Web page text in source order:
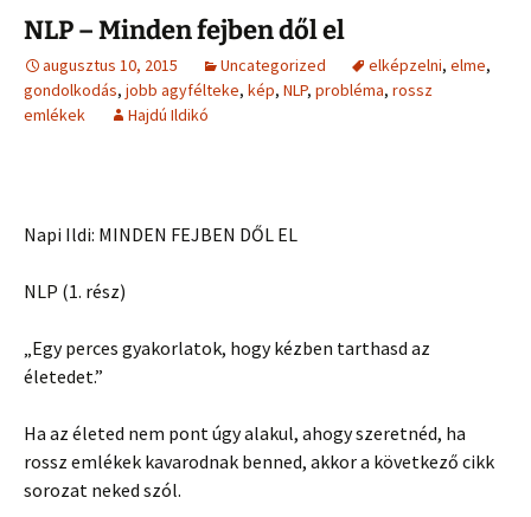
NLP – Minden fejben dől el
augusztus 10, 2015 Uncategorized elképzelni, elme,
gondolkodás, jobb agyfélteke, kép, NLP, probléma, rossz
emlékek
Hajdú Ildikó
Napi Ildi: MINDEN FEJBEN DŐL EL
NLP (1. rész)
„Egy perces gyakorlatok, hogy kézben tarthasd az
életedet.”
Ha az életed nem pont úgy alakul, ahogy szeretnéd, ha
rossz emlékek kavarodnak benned, akkor a következő cikk
sorozat neked szól.